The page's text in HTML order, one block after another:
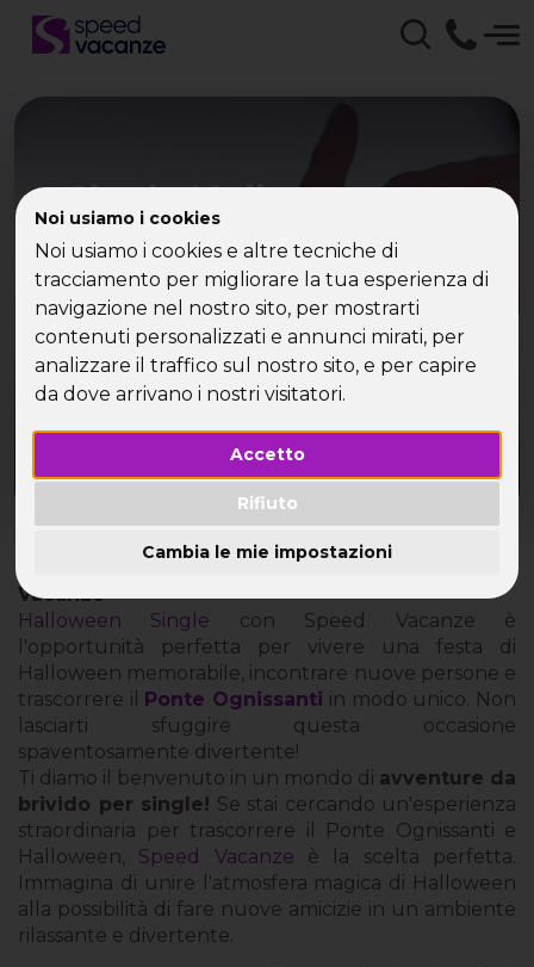
Noi usiamo i cookies
Noi usiamo i cookies e altre tecniche di
tracciamento per migliorare la tua esperienza di
navigazione nel nostro sito, per mostrarti
contenuti personalizzati e annunci mirati, per
analizzare il traffico sul nostro sito, e per capire
da dove arrivano i nostri visitatori.
Accetto
Rifiuto
Cambia le mie impostazioni
Single Halloween con
Speed Vacanze - Ponte
Ognissanti
Single Halloween con Speed Vacanze: festeggia
il ponte di Ognissanti con noi!
Prenota Ora il Tuo Halloween Single con Speed
Vacanze
Halloween Single con Speed Vacanze è
l'opportunità perfetta per vivere una festa di
Halloween memorabile, incontrare nuove persone e
trascorrere il Ponte Ognissanti in modo unico. Non
lasciarti sfuggire questa occasione
spaventosamente divertente!
Ti diamo il benvenuto in un mondo di avventure da
brivido per single! Se stai cercando un'esperienza
straordinaria per trascorrere il Ponte Ognissanti e
Halloween, Speed Vacanze è la scelta perfetta.
Immagina di unire l'atmosfera magica di Halloween
alla possibilità di fare nuove amicizie in un ambiente
rilassante e divertente.